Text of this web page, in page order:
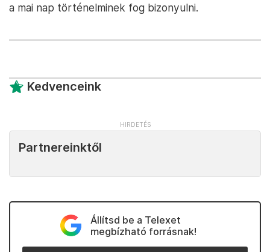
a mai nap történelminek fog bizonyulni.
Kedvenceink
Partnereinktől
Állítsd be a Telexet
megbízható forrásnak!